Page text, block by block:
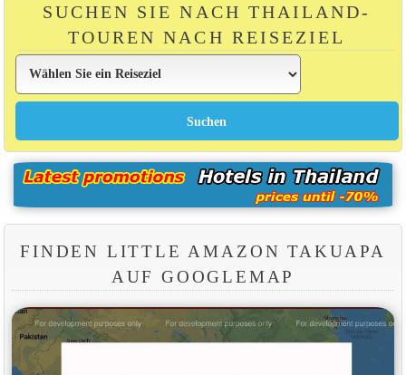
SUCHEN SIE NACH THAILAND-
TOUREN NACH REISEZIEL
FINDEN LITTLE AMAZON TAKUAPA
AUF GOOGLEMAP